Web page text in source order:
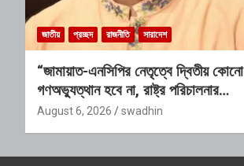
জাতীয় প্রচ্ছদ রাজনীতি সারাদেশ
“জামায়াত-এনসিপির নেতৃত্বে দ্বিতীয় কোনো
গণঅভ্যুত্থান হবে না, রাষ্ট্র পরিচালনার
যোগ্যতাও তাদের নেই”: রাশেদ খাঁনের
August 6, 2026 swadhin